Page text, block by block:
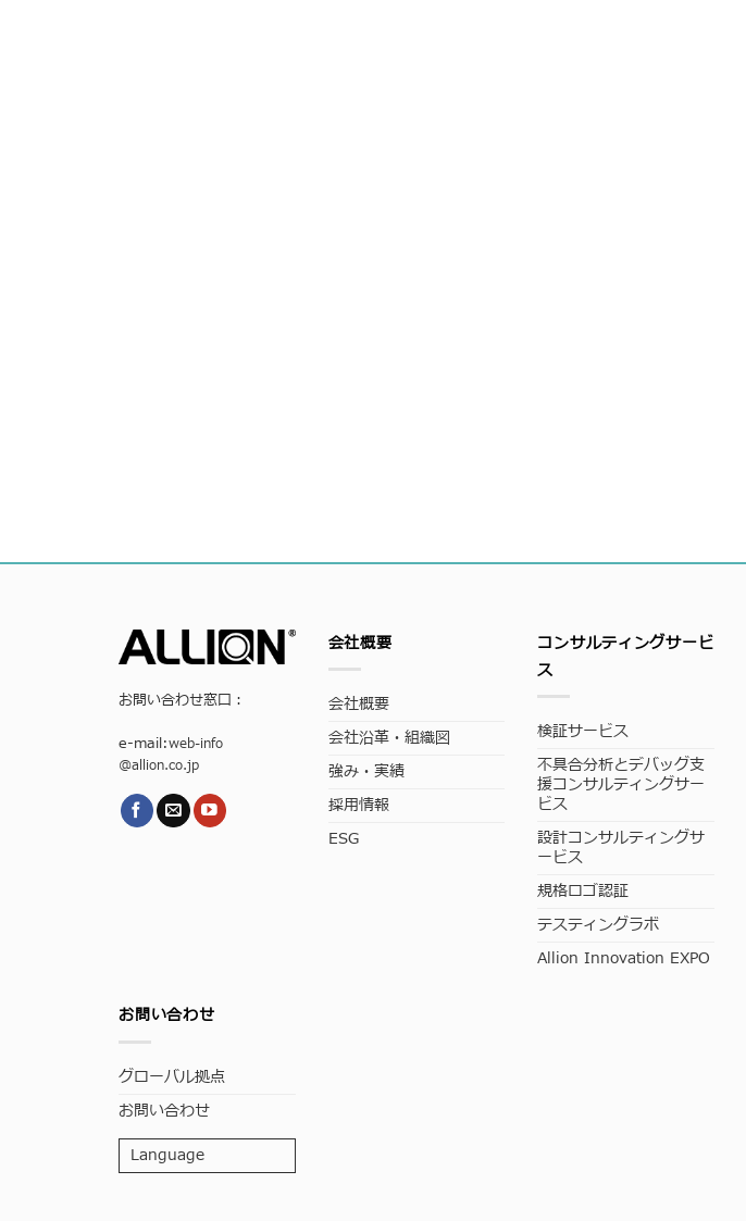
お問い合わせ窓口：
e-mail:web-info
@allion.co.jp
会社概要
会社概要
会社沿革・組織図
強み・実績
採用情報
ESG
コンサルティングサービ
ス
検証サービス
不具合分析とデバッグ支
援コンサルティングサー
ビス
設計コンサルティングサ
ービス
規格ロゴ認証
テスティングラボ
Allion Innovation EXPO
お問い合わせ
グローバル拠点
お問い合わせ
Language